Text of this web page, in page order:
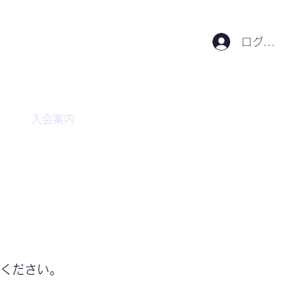
ログイン
入会案内
ださい。